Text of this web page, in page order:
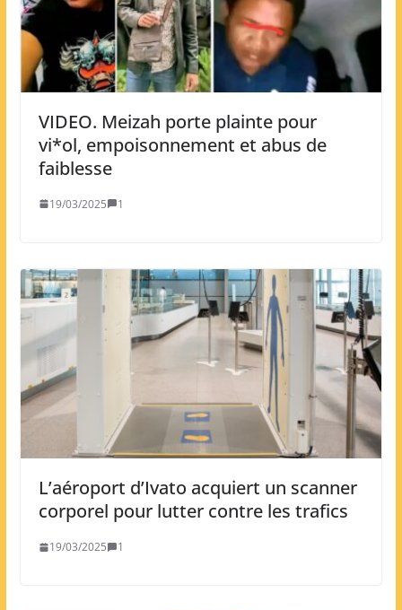
VIDEO. Meizah porte plainte pour
vi*ol, empoisonnement et abus de
faiblesse
19/03/2025 1
L’aéroport d’Ivato acquiert un scanner
corporel pour lutter contre les trafics
19/03/2025 1